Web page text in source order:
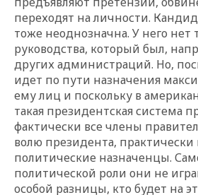
переходят на личности.
тоже неоднозначна. У него нет
руководства, который был,
других администраций. Но,
идет по пути назначения
ему лиц и поскольку в
такая президентская система
фактически все члены
волю президента, практически
политические назначенцы.
политической роли они не
особой разницы, кто будет на